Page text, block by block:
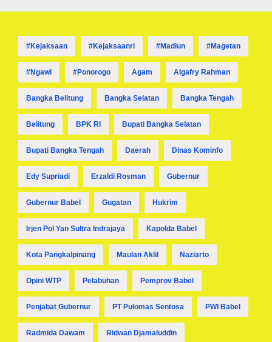
#kejaksaan #kejaksaanri #madiun #magetan
#ngawi #ponorogo Agam Algafry Rahman
Bangka Belitung Bangka Selatan Bangka Tengah
Belitung BPK RI Bupati Bangka Selatan
Bupati Bangka Tengah Daerah Dinas Kominfo
Edy Supriadi Erzaldi Rosman Gubernur
Gubernur Babel Gugatan Hukrim
Irjen Pol Yan Sultra Indrajaya Kapolda Babel
Kota Pangkalpinang Maulan Aklil Naziarto
Opini WTP Pelabuhan Pemprov Babel
Penjabat Gubernur PT Pulomas Sentosa PWI Babel
Radmida Dawam Ridwan Djamaluddin